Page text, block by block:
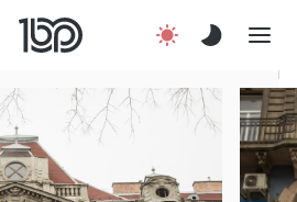
Csatlakozz!
Kapcsolat